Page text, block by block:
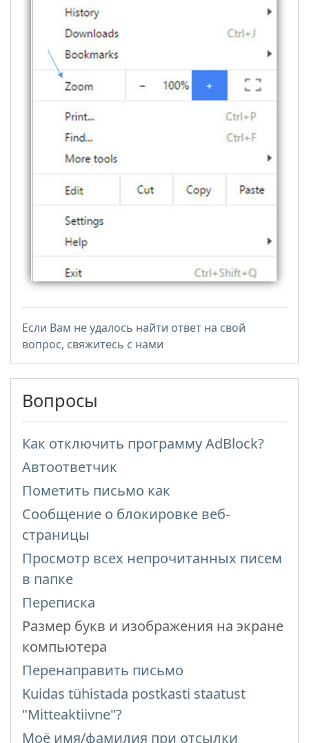
Если Вам не удалось найти ответ на свой
вопрос, свяжитесь с нами
Вопросы
Как отключить программу AdBlock?
Автоответчик
Пометить письмо как
Сообщение о блокировке веб-
страницы
Просмотр всех непрочитанных писем
в папке
Переписка
Размер букв и изображения на экране
компьютера
Перенаправить письмо
Kuidas tühistada postkasti staatust
"Mitteaktiivne"?
Моё имя/фамилия при отсылки